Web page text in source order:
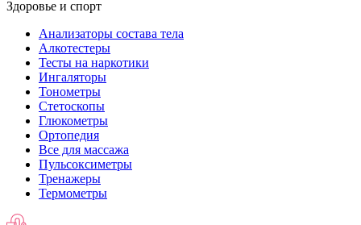
Здоровье и спорт
Анализаторы состава тела
Алкотестеры
Тесты на наркотики
Ингаляторы
Тонометры
Стетоскопы
Глюкометры
Ортопедия
Все для массажа
Пульсоксиметры
Тренажеры
Термометры